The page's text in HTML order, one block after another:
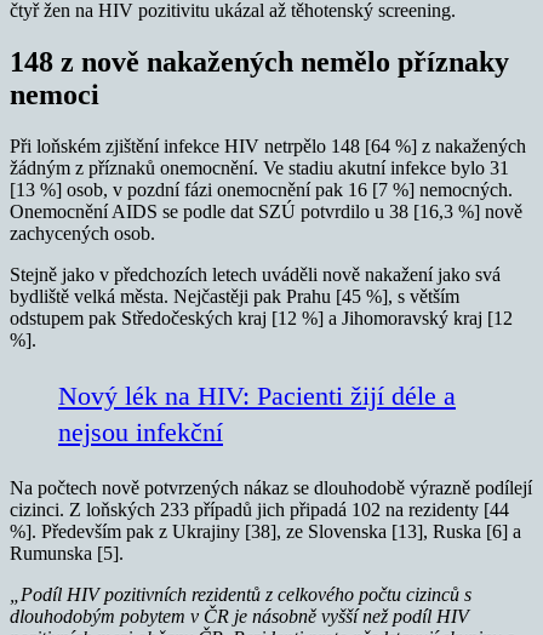
čtyř žen na HIV pozitivitu ukázal až těhotenský screening.
148 z nově nakažených nemělo příznaky
nemoci
Při loňském zjištění infekce HIV netrpělo 148 [64 %] z nakažených
žádným z příznaků onemocnění. Ve stadiu akutní infekce bylo 31
[13 %] osob, v pozdní fázi onemocnění pak 16 [7 %] nemocných.
Onemocnění AIDS se podle dat SZÚ potvrdilo u 38 [16,3 %] nově
zachycených osob.
Stejně jako v předchozích letech uváděli nově nakažení jako svá
bydliště velká města. Nejčastěji pak Prahu [45 %], s větším
odstupem pak Středočeských kraj [12 %] a Jihomoravský kraj [12
%].
Nový lék na HIV: Pacienti žijí déle a
nejsou infekční
Na počtech nově potvrzených nákaz se dlouhodobě výrazně podílejí
cizinci. Z loňských 233 případů jich připadá 102 na rezidenty [44
%]. Především pak z Ukrajiny [38], ze Slovenska [13], Ruska [6] a
Rumunska [5].
„Podíl HIV pozitivních rezidentů z celkového počtu cizinců s
dlouhodobým pobytem v ČR je násobně vyšší než podíl HIV